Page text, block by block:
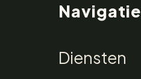
Navigatie
Diensten